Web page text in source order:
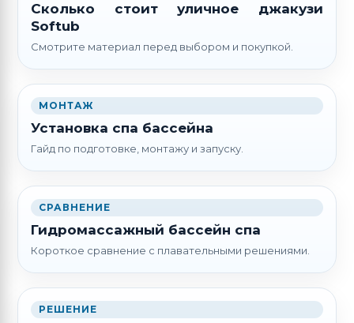
Сколько стоит уличное джакузи
Softub
Смотрите материал перед выбором и покупкой.
МОНТАЖ
Установка спа бассейна
Гайд по подготовке, монтажу и запуску.
СРАВНЕНИЕ
Гидромассажный бассейн спа
Короткое сравнение с плавательными решениями.
РЕШЕНИЕ